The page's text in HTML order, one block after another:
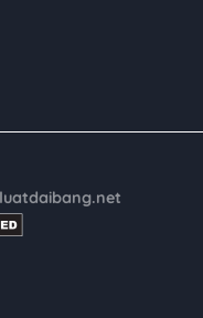
luatdaibang.net